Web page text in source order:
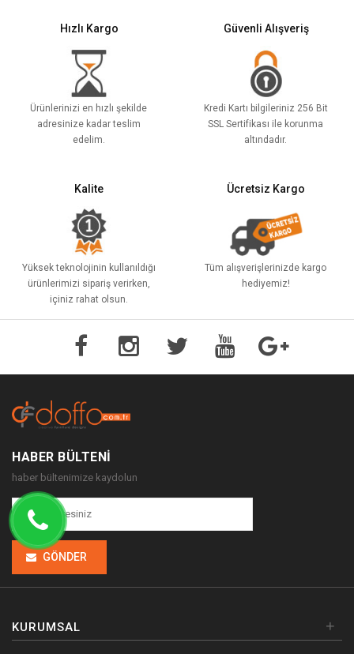
Hızlı Kargo
Ürünlerinizi en hızlı şekilde
adresinize kadar teslim
edelim.
Güvenli Alışveriş
Kredi Kartı bilgileriniz 256 Bit
SSL Sertifikası ile korunma
altındadır.
Kalite
Yüksek teknolojinin kullanıldığı
ürünlerimizi sipariş verirken,
içiniz rahat olsun.
Ücretsiz Kargo
Tüm alışverişlerinizde kargo
hediyemiz!
HABER BÜLTENI
haber bültenimize kaydolun
GÖNDER
KURUMSAL
+